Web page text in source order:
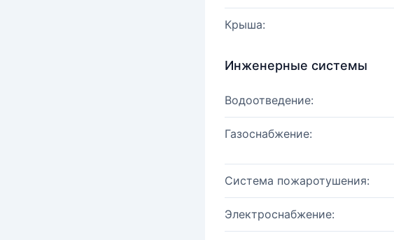
Крыша:
Инженерные системы
Водоотведение:
Газоснабжение:
Система пожаротушения:
Электроснабжение: